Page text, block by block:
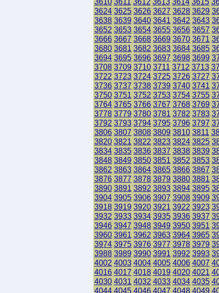
3624 3625 3626 3627 3628 3629
3638 3639 3640 3641 3642 3643
3652 3653 3654 3655 3656 3657
3666 3667 3668 3669 3670 3671
3680 3681 3682 3683 3684 3685
3694 3695 3696 3697 3698 3699
3708 3709 3710 3711 3712 3713
3722 3723 3724 3725 3726 3727
3736 3737 3738 3739 3740 3741
3750 3751 3752 3753 3754 3755
3764 3765 3766 3767 3768 3769
3778 3779 3780 3781 3782 3783
3792 3793 3794 3795 3796 3797
3806 3807 3808 3809 3810 3811
3820 3821 3822 3823 3824 3825
3834 3835 3836 3837 3838 3839
3848 3849 3850 3851 3852 3853
3862 3863 3864 3865 3866 3867
3876 3877 3878 3879 3880 3881
3890 3891 3892 3893 3894 3895
3904 3905 3906 3907 3908 3909
3918 3919 3920 3921 3922 3923
3932 3933 3934 3935 3936 3937
3946 3947 3948 3949 3950 3951
3960 3961 3962 3963 3964 3965
3974 3975 3976 3977 3978 3979
3988 3989 3990 3991 3992 3993
4002 4003 4004 4005 4006 4007
4016 4017 4018 4019 4020 4021
4030 4031 4032 4033 4034 4035
4044 4045 4046 4047 4048 4049